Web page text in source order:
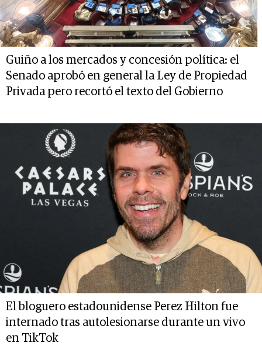
Guiño a los mercados y concesión política: el
Senado aprobó en general la Ley de Propiedad
Privada pero recortó el texto del Gobierno
El bloguero estadounidense Perez Hilton fue
internado tras autolesionarse durante un vivo
en TikTok